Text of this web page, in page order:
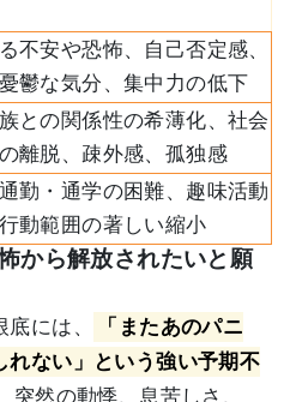
不安や恐怖、自己否定感、
鬱な気分、集中力の低下
との関係性の希薄化、社会
離脱、疎外感、孤独感
勤・通学の困難、趣味活動
動範囲の著しい縮小
から解放されたいと願
には、
「またあのパニ
れない」という強い予期不
突然の動悸、息苦しさ、